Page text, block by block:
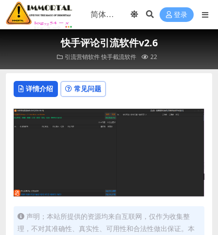
登录
快手评论引流软件v2.6
引流营销软件快手截流软件 22
详情介绍 常见问题
声明；本站所提供的资源均来自互联网，仅作为收集整
理，不对其准确性、真实性、可用性和合法性做出保证。本